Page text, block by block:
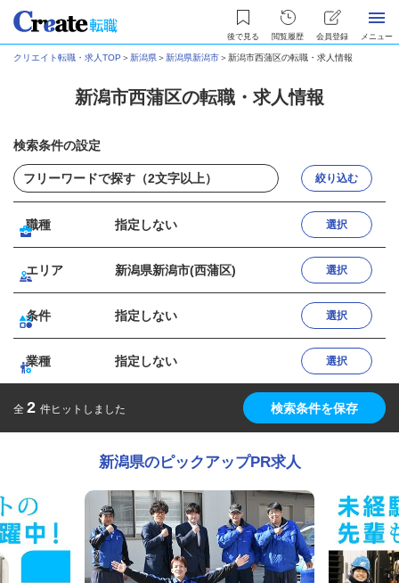
後で見る 閲覧履歴 会員登録 メニュー
クリエイト転職・求人TOP ＞新潟県＞新潟県新潟市＞新潟市西蒲区の転職・求人情報
新潟市西蒲区の転職・求人情報
検索条件の設定
絞り込む
職種 指定しない 選択
エリア 新潟県新潟市(西蒲区) 選択
条件 指定しない 選択
業種 指定しない 選択
全 2 件ヒットしました 検索条件を保存
新潟県のピックアップPR求人